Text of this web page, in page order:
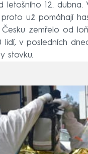
letošního 12. dubna.
už pomáhají
zemřelo od
lidí, v posledních
stovku.